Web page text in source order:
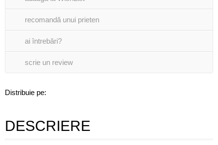
recomandă unui prieten
ai întrebări?
scrie un review
Distribuie pe:
DESCRIERE